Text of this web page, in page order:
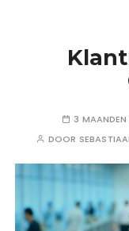
3 MAANDEN
DOOR